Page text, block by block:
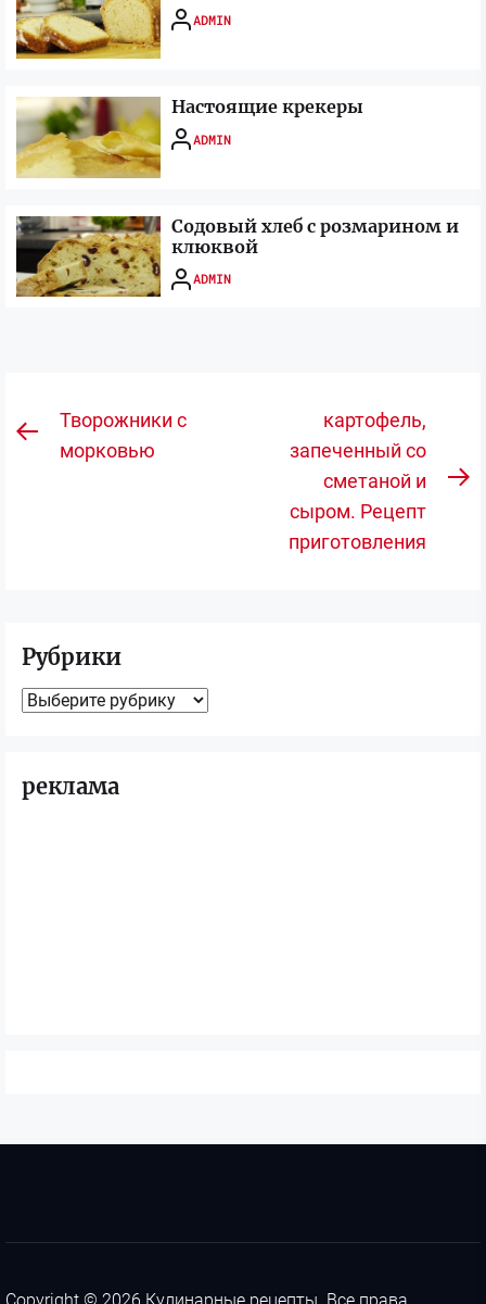
ADMIN
Настоящие крекеры
ADMIN
Содовый хлеб с розмарином и
клюквой
ADMIN
Навигация
Предыдущая
Творожники с
морковью
картофель,
запеченный со
сметаной и
сыром. Рецепт
приготовления
Рубрики
Рубрики
реклама